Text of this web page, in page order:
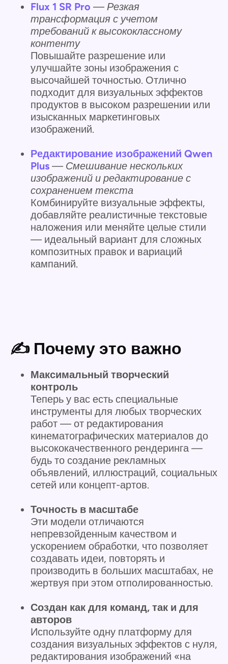
Flux 1 SR Pro — Резкая
трансформация с учетом
требований к высококлассному
контенту
Повышайте разрешение или
улучшайте зоны изображения с
высочайшей точностью. Отлично
подходит для визуальных эффектов
продуктов в высоком разрешении или
изысканных маркетинговых
изображений.
Редактирование изображений Qwen
Plus — Смешивание нескольких
изображений и редактирование с
сохранением текста
Комбинируйте визуальные эффекты,
добавляйте реалистичные текстовые
наложения или меняйте целые стили
— идеальный вариант для сложных
композитных правок и вариаций
кампаний.
✍️ Почему это важно
Максимальный творческий
контроль
Теперь у вас есть специальные
инструменты для любых творческих
работ — от редактирования
кинематографических материалов до
высококачественного рендеринга —
будь то создание рекламных
объявлений, иллюстраций, социальных
сетей или концепт-артов.
Точность в масштабе
Эти модели отличаются
непревзойденным качеством и
ускорением обработки, что позволяет
создавать идеи, повторять и
производить в больших масштабах, не
жертвуя при этом отполированностью.
Создан как для команд, так и для
авторов
Используйте одну платформу для
создания визуальных эффектов с нуля,
редактирования изображений «на